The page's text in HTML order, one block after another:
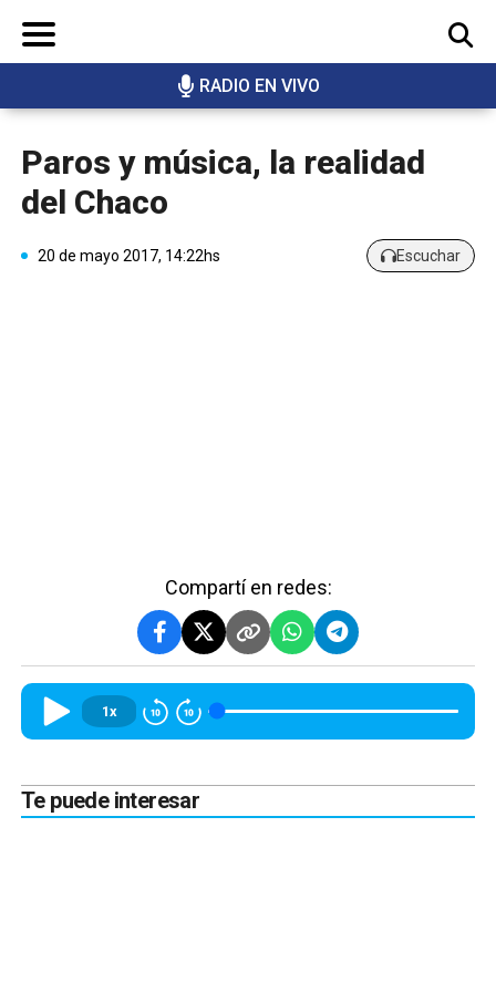
RADIO EN VIVO
BUSCAR
Paros y música, la realidad
del Chaco
20 de mayo 2017, 14:22hs Escuchar
Compartí en redes:
1x
Te puede interesar